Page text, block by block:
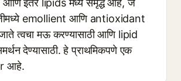
इतर lipids मध्ये समृद्ध आहे, जे
emollient आणि antioxidant
त्वचा मऊ करण्यासाठी आणि lipid
देण्यासाठी. हे प्राथमिकपणे एक
आहे.